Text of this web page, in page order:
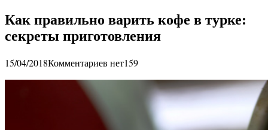
Как правильно варить кофе в турке:
секреты приготовления
15/04/2018Комментариев нет159